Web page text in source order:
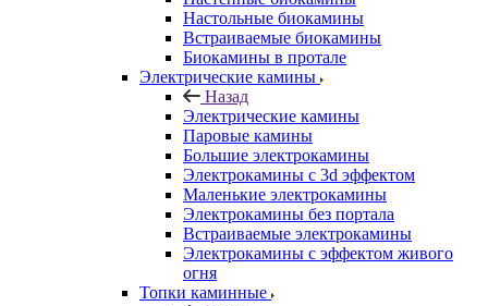
Настольные биокамины
Встраиваемые биокамины
Биокамины в протале
Электрические камины
Назад
Электрические камины
Паровые камины
Большие электрокамины
Электрокамины с 3d эффектом
Маленькие электрокамины
Электрокамины без портала
Встраиваемые электрокамины
Электрокамины с эффектом живого
огня
Топки каминные